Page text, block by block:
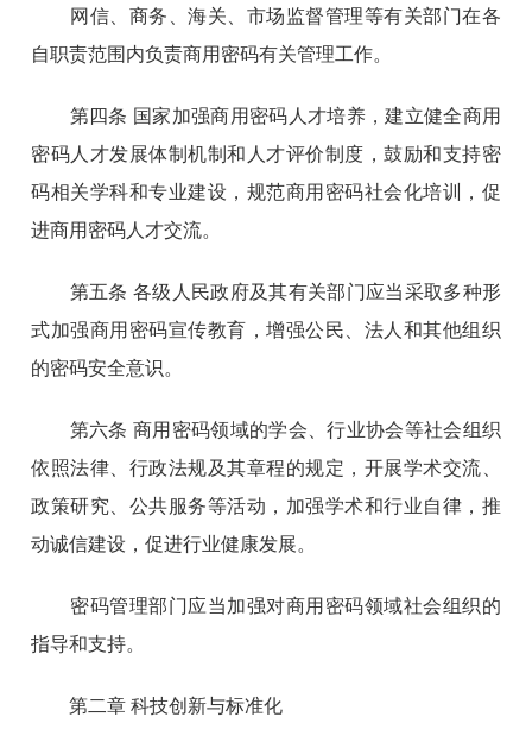
网信、商务、海关、市场监督管理等有关部门在各
自职责范围内负责商用密码有关管理工作。
第四条 国家加强商用密码人才培养，建立健全商用
密码人才发展体制机制和人才评价制度，鼓励和支持密
码相关学科和专业建设，规范商用密码社会化培训，促
进商用密码人才交流。
第五条 各级人民政府及其有关部门应当采取多种形
式加强商用密码宣传教育，增强公民、法人和其他组织
的密码安全意识。
第六条 商用密码领域的学会、行业协会等社会组织
依照法律、行政法规及其章程的规定，开展学术交流、
政策研究、公共服务等活动，加强学术和行业自律，推
动诚信建设，促进行业健康发展。
密码管理部门应当加强对商用密码领域社会组织的
指导和支持。
第二章 科技创新与标准化